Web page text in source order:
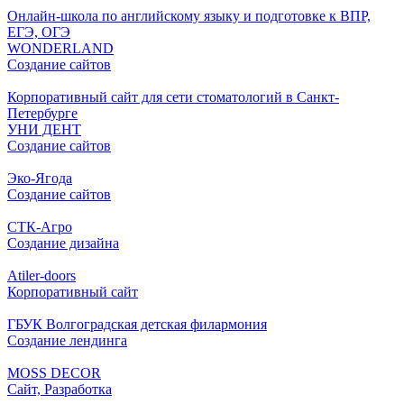
Онлайн-школа по английскому языку и подготовке к ВПР,
ЕГЭ, ОГЭ
WONDERLAND
Создание сайтов
Корпоративный сайт для сети стоматологий в Санкт-
Петербурге
УНИ ДЕНТ
Создание сайтов
Эко-Ягода
Создание сайтов
СТК-Агро
Создание дизайна
Atiler-doors
Корпоративный сайт
ГБУК Волгоградская детская филармония
Создание лендинга
MOSS DECOR
Сайт, Разработка